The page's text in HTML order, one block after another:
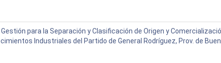
para la Separación y Clasificación de Origen y
Industriales del Partido de General Rodríguez, Prov. de